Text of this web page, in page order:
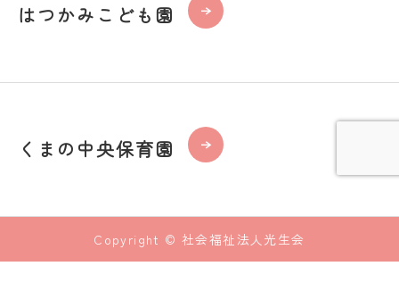
はつかみこども園
くまの中央保育園
Copyright © 社会福祉法人光生会